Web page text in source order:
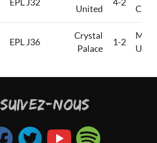
EPL J32
United
4-2
City
EPL J36
Crystal
Palace
1-2
SUIVEZ-NOUS